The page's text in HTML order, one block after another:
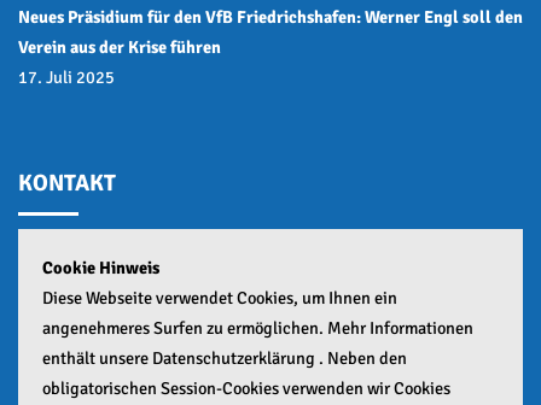
Neues Präsidium für den VfB Friedrichshafen: Werner Engl soll den
Verein aus der Krise führen
17. Juli 2025
KONTAKT
88045 Friedrichshafen
+49 (0)7541 55441
Cookie Hinweis
Diese Webseite verwendet Cookies, um Ihnen ein
angenehmeres Surfen zu ermöglichen. Mehr Informationen
enthält unsere Datenschutzerklärung . Neben den
obligatorischen Session-Cookies verwenden wir Cookies